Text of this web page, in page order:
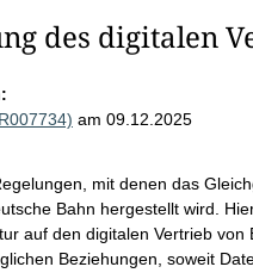
des digitalen
am 09.12.2025
mit denen das
Bahn hergestellt wird.
auf den digitalen Vertrieb
Beziehungen, soweit